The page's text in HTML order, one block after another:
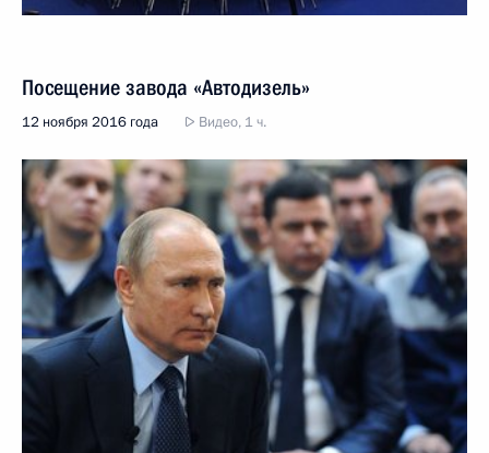
Посещение завода «Автодизель»
12 ноября 2016 года Видео, 1 ч.